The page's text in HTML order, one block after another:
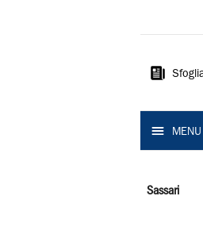
MENU
Sassari